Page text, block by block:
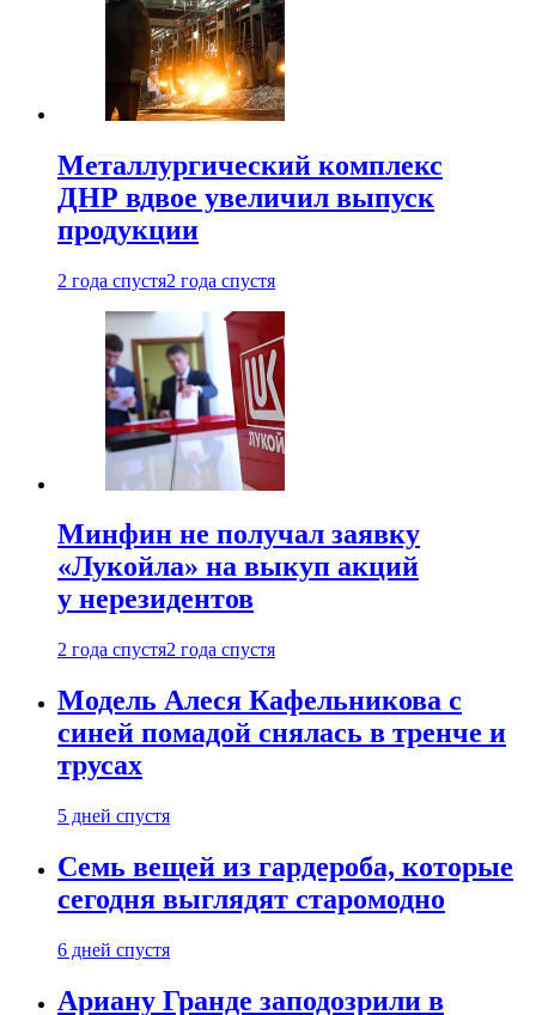
Металлургический комплекс
ДНР вдвое увеличил выпуск
продукции
2 года спустя2 года спустя
Минфин не получал заявку
«Лукойла» на выкуп акций
у нерезидентов
2 года спустя2 года спустя
Модель Алеся Кафельникова с
синей помадой снялась в тренче и
трусах
5 дней спустя
Семь вещей из гардероба, которые
сегодня выглядят старомодно
6 дней спустя
Ариану Гранде заподозрили в